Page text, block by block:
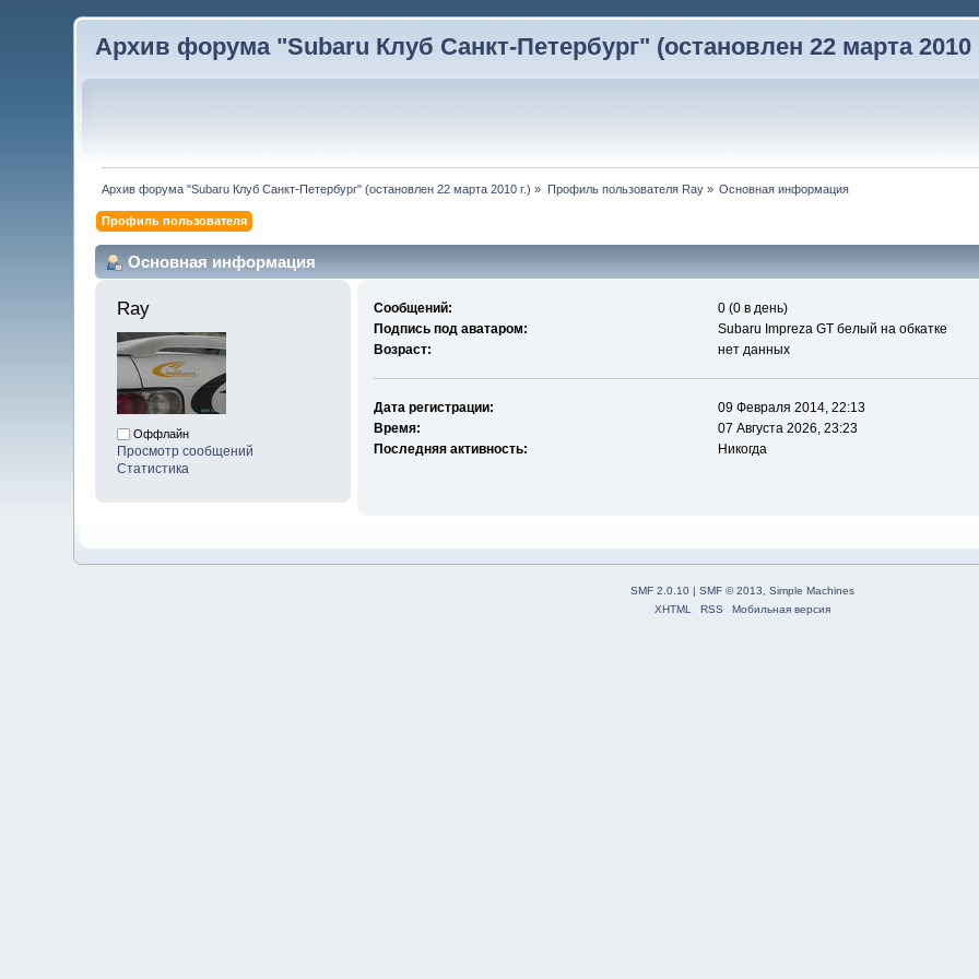
Архив форума "Subaru Клуб Санкт-Петербург" (остановлен 22 марта 2010
Архив форума "Subaru Клуб Санкт-Петербург" (остановлен 22 марта 2010 г.) » Профиль пользователя Ray» Основная информация
Профиль пользователя
Основная информация
Ray
Оффлайн
Просмотр сообщений
Статистика
Сообщений:
0 (0 в день)
Подпись под аватаром:
Subaru Impreza GT белый на обкатке
Возраст:
нет данных
Дата регистрации:
09 Февраля 2014, 22:13
Время:
07 Августа 2026, 23:23
Последняя активность:
Никогда
SMF 2.0.10 | SMF © 2013
Simple Machines
XHTML
RSS Мобильная версия